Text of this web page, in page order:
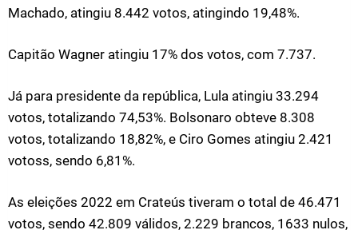
Machado, atingiu 8.442 votos, atingindo 19,48%.
Capitão Wagner atingiu 17% dos votos, com 7.737.
Já para presidente da república, Lula atingiu 33.294
votos, totalizando 74,53%. Bolsonaro obteve 8.308
votos, totalizando 18,82%, e Ciro Gomes atingiu 2.421
votoss, sendo 6,81%.
As eleições 2022 em Crateús tiveram o total de 46.471
votos, sendo 42.809 válidos, 2.229 brancos, 1633 nulos,